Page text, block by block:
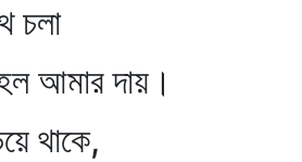
চলা
দায়।
থাকে,